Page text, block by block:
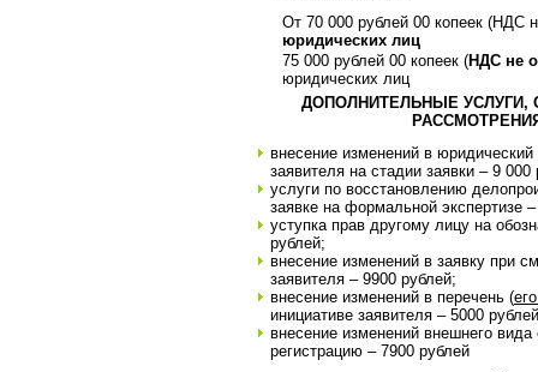
От 70 000 рублей 00 копеек (НДС
юридических лиц
75 000 рублей 00 копеек (НДС не
юридических лиц
ДОПОЛНИТЕЛЬНЫЕ
внесение изменений в
заявителя на стадии заявки – 9 000
услуги по восстановлению
заявке на формальной экспертизе
уступка прав другому лицу на
рублей;
внесение изменений в заявку при
заявителя – 9900 рублей;
внесение изменений в перечень (
инициативе заявителя – 5000 рублей
внесение изменений внешнего вида
регистрацию – 7900 рублей